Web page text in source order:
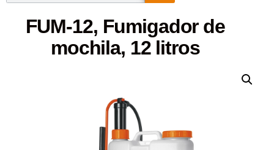
FUM-12, Fumigador de
mochila, 12 litros